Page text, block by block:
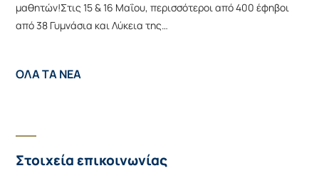
μαθητών!Στις 15 & 16 Μαΐου, περισσότεροι από 400 έφηβοι
από 38 Γυμνάσια και Λύκεια της…
ΟΛΑ ΤΑ ΝΕΑ
Στοιχεία επικοινωνίας